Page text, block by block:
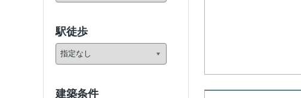
駅徒歩
建築条件